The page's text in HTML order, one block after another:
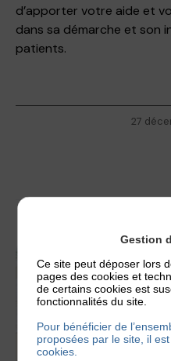
d’apporter votre aide et
dans sa démarche et son
patients.
27
Gestion
Ce site peut déposer lors
pages des cookies et
de certains cookies est
fonctionnalités du site.
Pour bénéficier de
proposées par le site, il
cookies.